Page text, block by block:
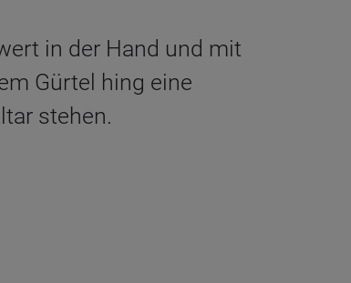
in der Hand und mit
Gürtel hing eine
stehen.